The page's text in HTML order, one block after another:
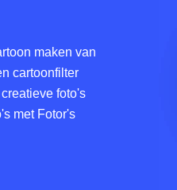
maken van
cartoonfilter
foto's
met Fotor's